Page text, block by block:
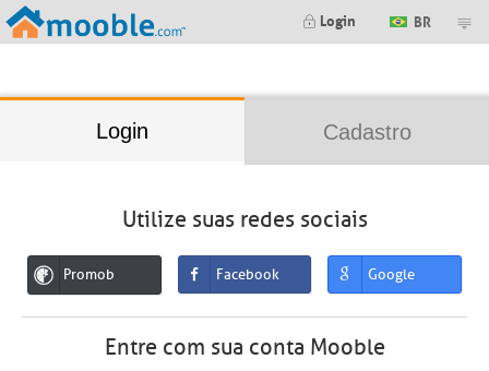
Login BR
Login Cadastro
Utilize suas redes sociais
Promob Facebook Google
Entre com sua conta Mooble